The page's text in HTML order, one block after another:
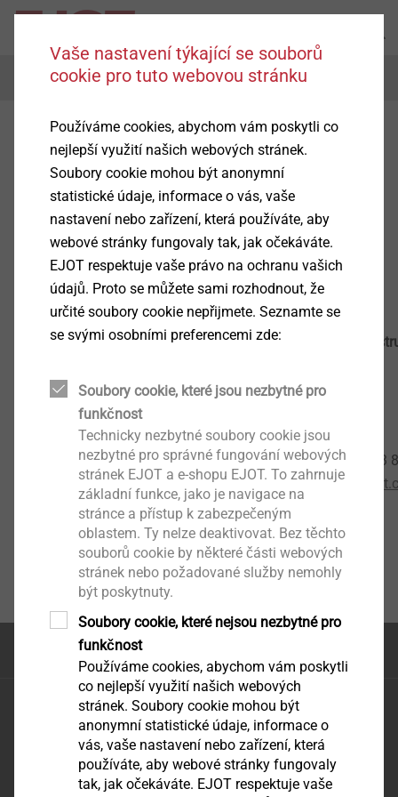
Menu
EJOT Sales Office Philippines
For the Philippines please consult our global
website.
You are welcome to contact the following contact
person.
Market Unit Industry Market Unit
Stephanie Chiu
Head of Business Development
Asia Pacific
mobile:+6019-7172140
schiu@ejot.com
Christine Tan
Phone : +65 8123
Email :
na začátek stránky
EJOT CZ, s.r.o.
Zděbradská 65
251 01 Říčany – Jažlovice
infoCZ@ejot.com
Vaše nastavení týkající se souborů
cookie pro tuto webovou stránku
Používáme cookies, abychom vám poskytli co
nejlepší využití našich webových stránek.
Soubory cookie mohou být anonymní
statistické údaje, informace o vás, vaše
nastavení nebo zařízení, která používáte, aby
webové stránky fungovaly tak, jak očekáváte.
EJOT respektuje vaše právo na ochranu vašich
údajů. Proto se můžete sami rozhodnout, že
určité soubory cookie nepřijmete. Seznamte se
se svými osobními preferencemi zde:
Soubory cookie, které jsou nezbytné pro
funkčnost
Technicky nezbytné soubory cookie jsou
nezbytné pro správné fungování webových
stránek EJOT a e-shopu EJOT. To zahrnuje
základní funkce, jako je navigace na
stránce a přístup k zabezpečeným
oblastem. Ty nelze deaktivovat. Bez těchto
souborů cookie by některé části webových
stránek nebo požadované služby nemohly
být poskytnuty.
Soubory cookie, které nejsou nezbytné pro
funkčnost
Používáme cookies, abychom vám poskytli
co nejlepší využití našich webových
stránek. Soubory cookie mohou být
anonymní statistické údaje, informace o
vás, vaše nastavení nebo zařízení, která
používáte, aby webové stránky fungovaly
tak, jak očekáváte. EJOT respektuje vaše